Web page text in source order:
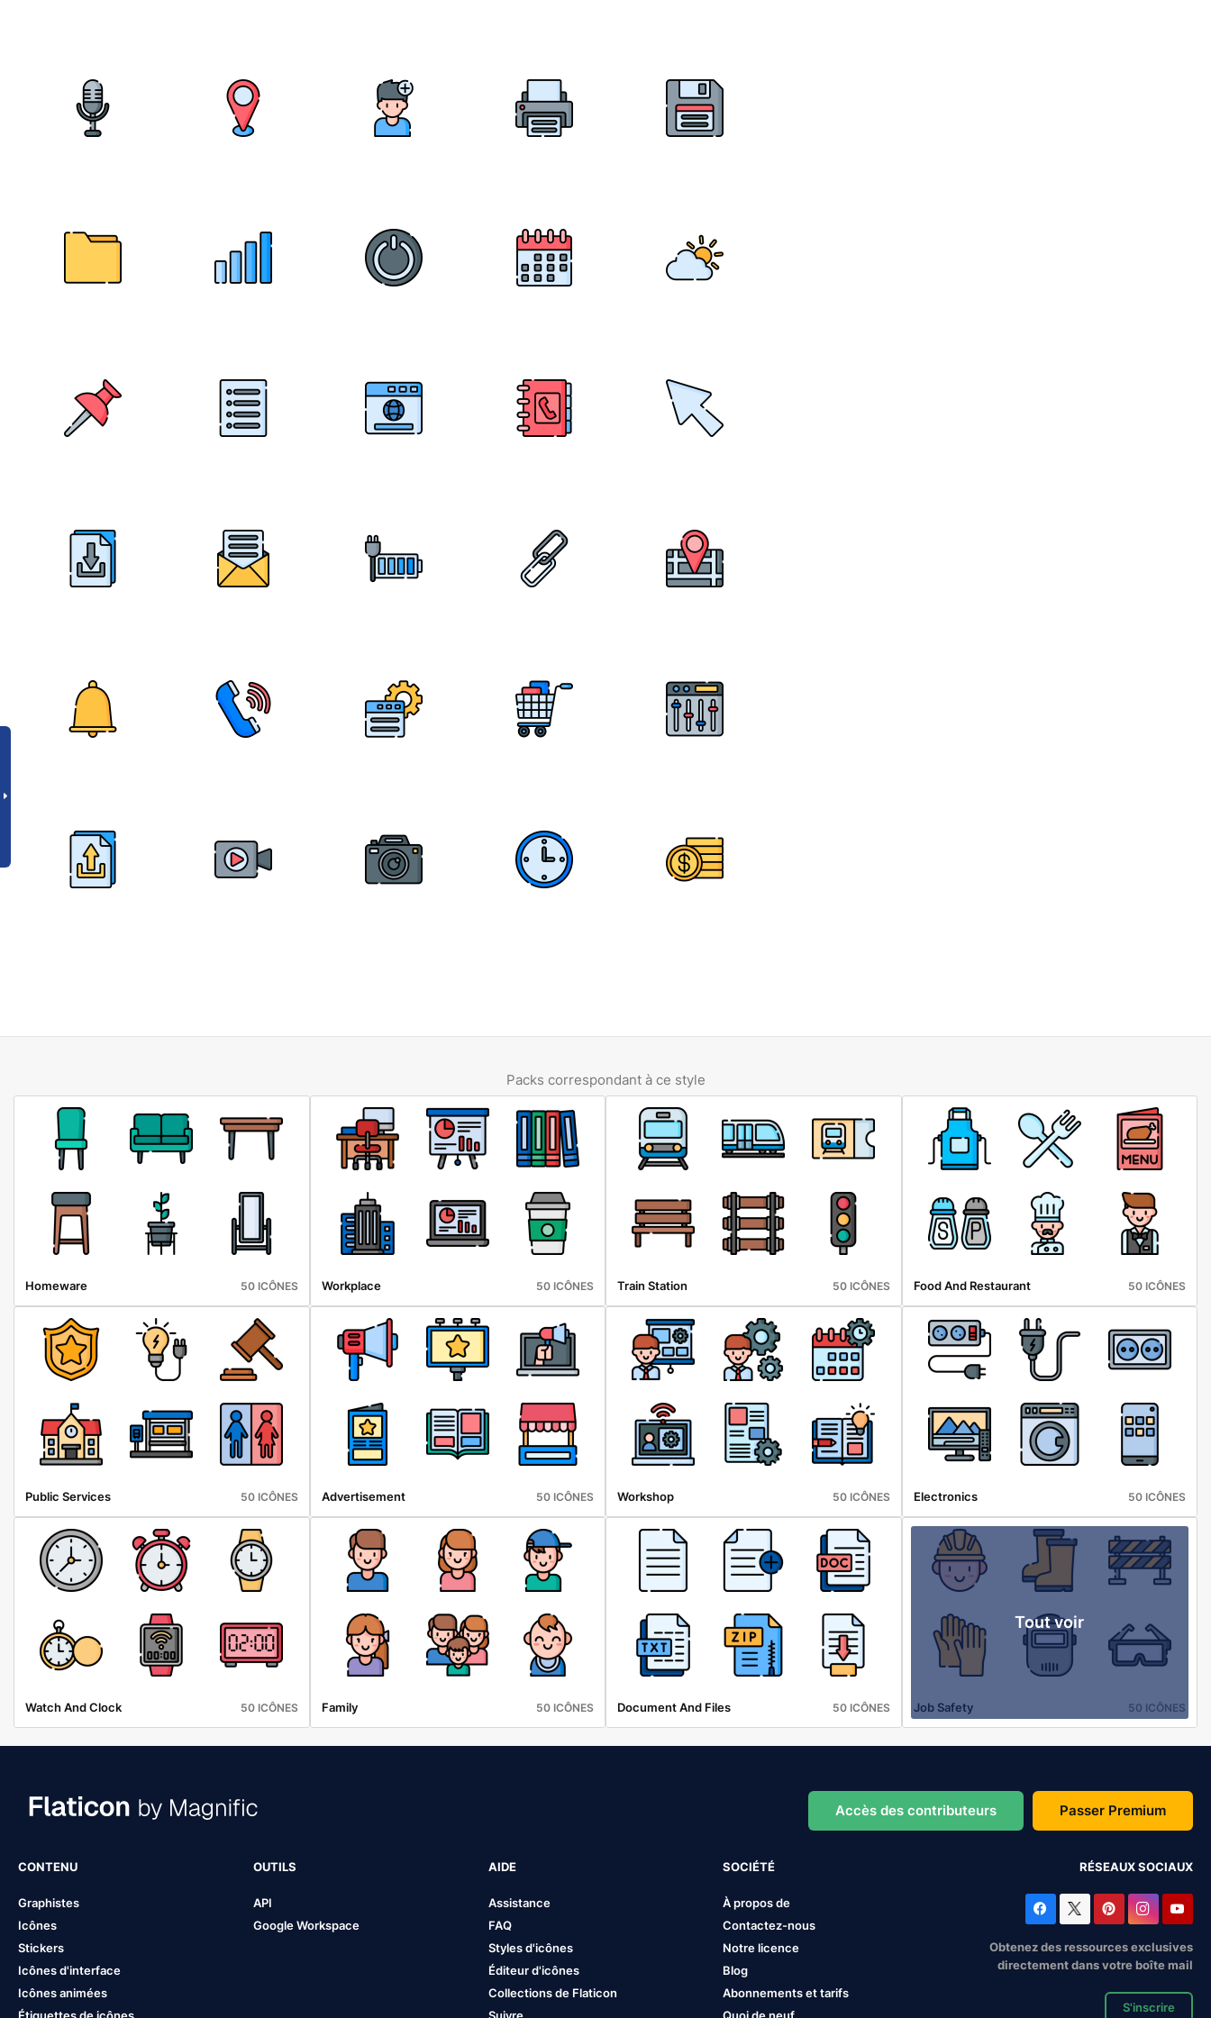
Packs correspondant à ce style
Homeware 50 ICÔNES Workplace 50 ICÔNES Train Station 50 ICÔNES Food And Restaurant 50 ICÔNES
Public Services 50 ICÔNES Advertisement 50 ICÔNES Workshop 50 ICÔNES Electronics 50 ICÔNES
Watch And Clock 50 ICÔNES Family 50 ICÔNES Document And Files 50 ICÔNES
Tout voir
Job Safety 50 ICÔNES
Accès des contributeurs Passer Premium
CONTENU
Graphistes
Icônes
Stickers
Icônes d'interface
Icônes animées
OUTILS
API
Google Workspace
AIDE
Assistance
FAQ
Styles d'icônes
Éditeur d'icônes
Collections de Flaticon
SOCIÉTÉ
À propos de
Contactez-nous
Notre licence
Blog
Abonnements et tarifs
RÉSEAUX SOCIAUX
Obtenez des ressources exclusives
directement dans votre boîte mail
S'inscrire